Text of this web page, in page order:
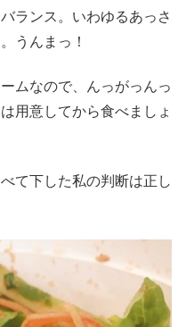
ランス。いわゆるあっさ
うんまっ！
ムなので、んっがっんっ
用意してから食べましょ
て下した私の判断は正し